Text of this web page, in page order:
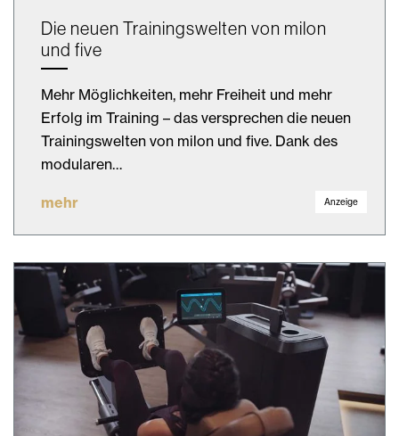
Die neuen Trainingswelten von milon
und five
Mehr Möglichkeiten, mehr Freiheit und mehr
Erfolg im Training – das versprechen die neuen
Trainingswelten von milon und five. Dank des
modularen…
mehr Anzeige